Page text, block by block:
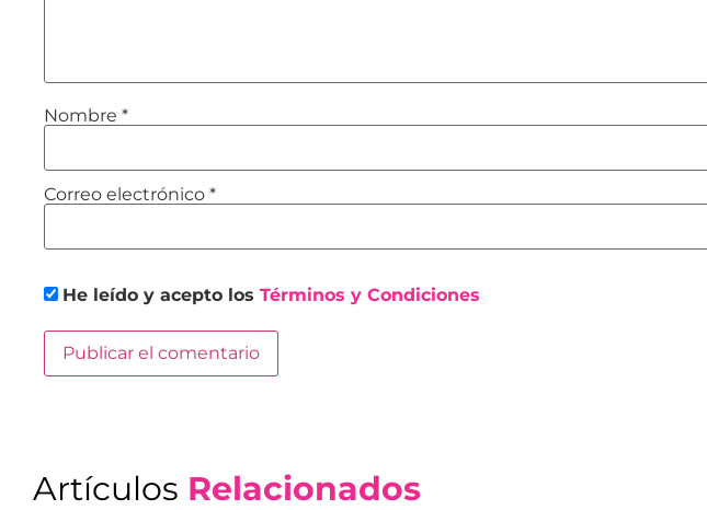
Nombre *
Correo electrónico *
He leído y acepto los Términos y Condiciones
Artículos Relacionados